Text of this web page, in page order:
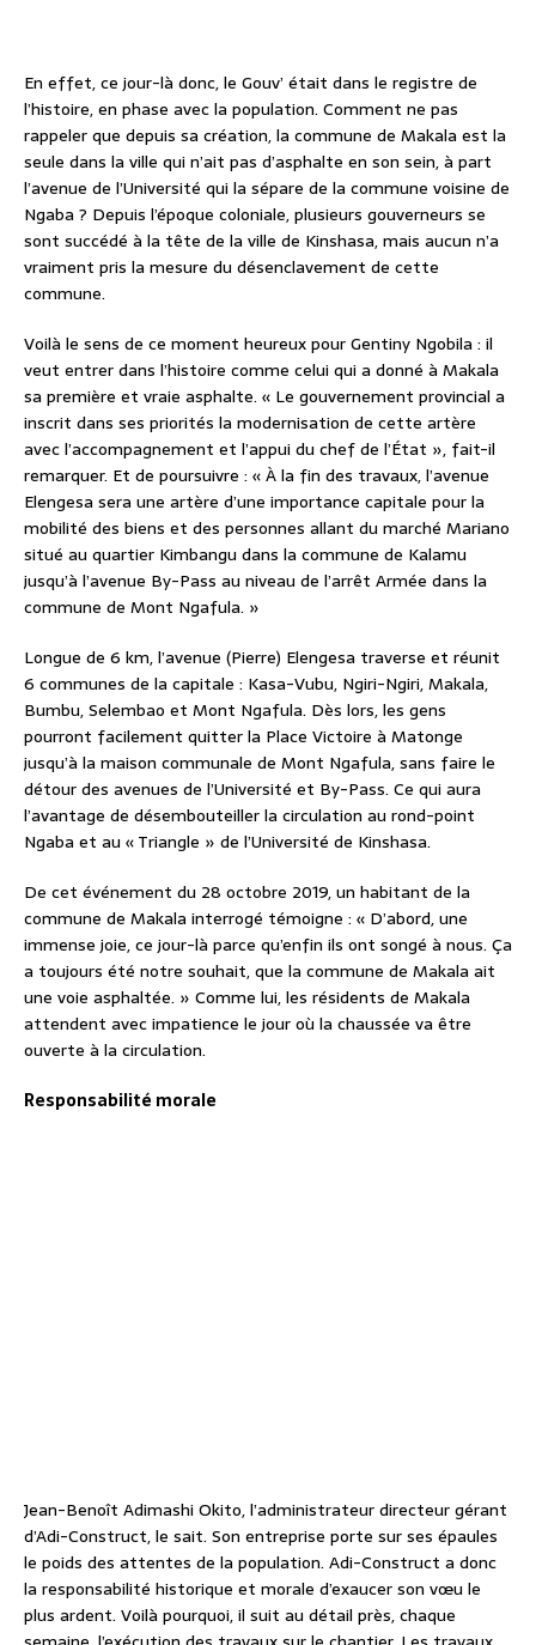
En effet, ce jour-là donc, le Gouv’ était dans le registre de
l’histoire, en phase avec la population. Comment ne pas
rappeler que depuis sa création, la commune de Makala est la
seule dans la ville qui n’ait pas d’asphalte en son sein, à part
l’avenue de l’Université qui la sépare de la commune voisine de
Ngaba ? Depuis l’époque coloniale, plusieurs gouverneurs se
sont succédé à la tête de la ville de Kinshasa, mais aucun n’a
vraiment pris la mesure du désenclavement de cette
commune.
Voilà le sens de ce moment heureux pour Gentiny Ngobila : il
veut entrer dans l’histoire comme celui qui a donné à Makala
sa première et vraie asphalte. « Le gouvernement provincial a
inscrit dans ses priorités la modernisation de cette artère
avec l’accompagnement et l’appui du chef de l’État », fait-il
remarquer. Et de poursuivre : « À la fin des travaux, l’avenue
Elengesa sera une artère d’une importance capitale pour la
mobilité des biens et des personnes allant du marché Mariano
situé au quartier Kimbangu dans la commune de Kalamu
jusqu’à l’avenue By-Pass au niveau de l’arrêt Armée dans la
commune de Mont Ngafula. »
Longue de 6 km, l’avenue (Pierre) Elengesa traverse et réunit
6 communes de la capitale : Kasa-Vubu, Ngiri-Ngiri, Makala,
Bumbu, Selembao et Mont Ngafula. Dès lors, les gens
pourront facilement quitter la Place Victoire à Matonge
jusqu’à la maison communale de Mont Ngafula, sans faire le
détour des avenues de l’Université et By-Pass. Ce qui aura
l’avantage de désembouteiller la circulation au rond-point
Ngaba et au « Triangle » de l’Université de Kinshasa.
De cet événement du 28 octobre 2019, un habitant de la
commune de Makala interrogé témoigne : « D’abord, une
immense joie, ce jour-là parce qu’enfin ils ont songé à nous. Ça
a toujours été notre souhait, que la commune de Makala ait
une voie asphaltée. » Comme lui, les résidents de Makala
attendent avec impatience le jour où la chaussée va être
ouverte à la circulation.
Responsabilité morale
Jean-Benoît Adimashi Okito, l’administrateur directeur gérant
d’Adi-Construct, le sait. Son entreprise porte sur ses épaules
le poids des attentes de la population. Adi-Construct a donc
la responsabilité historique et morale d’exaucer son vœu le
plus ardent. Voilà pourquoi, il suit au détail près, chaque